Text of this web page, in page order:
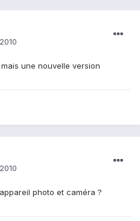
une nouvelle version
photo et caméra ?